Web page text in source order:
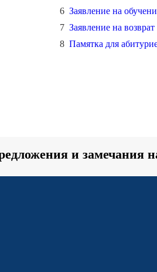
6 Заявление на
7 Заявление на
8 Памятка для
и замечания